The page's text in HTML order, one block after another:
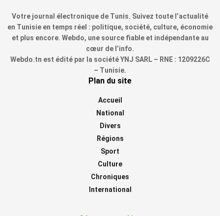
Votre journal électronique de Tunis. Suivez toute l’actualité
en Tunisie en temps réel : politique, société, culture, économie
et plus encore. Webdo, une source fiable et indépendante au
cœur de l’info.
Webdo.tn est édité par la société YNJ SARL – RNE : 1209226C
– Tunisie.
Plan du site
Accueil
National
Divers
Régions
Sport
Culture
Chroniques
International